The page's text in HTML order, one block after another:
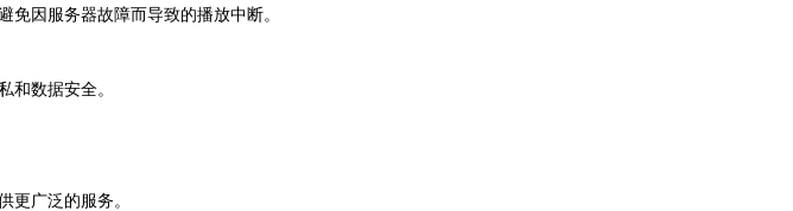
因服务器故障而导致的播放中断。
和数据安全。
更广泛的服务。